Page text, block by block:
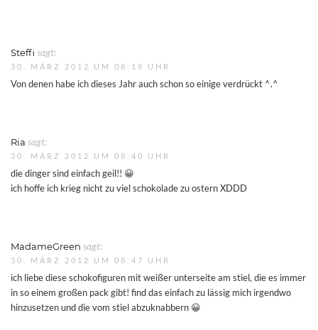
Steffi sagt:
30. MÄRZ 2012 UM 08:19 UHR
Von denen habe ich dieses Jahr auch schon so einige verdrückt ^.^
Ria sagt:
30. MÄRZ 2012 UM 08:40 UHR
die dinger sind einfach geil!! 😀
ich hoffe ich krieg nicht zu viel schokolade zu ostern XDDD
MadameGreen sagt:
30. MÄRZ 2012 UM 08:47 UHR
ich liebe diese schokofiguren mit weißer unterseite am stiel, die es immer
in so einem großen pack gibt! find das einfach zu lässig mich irgendwo
hinzusetzen und die vom stiel abzuknabbern 😀